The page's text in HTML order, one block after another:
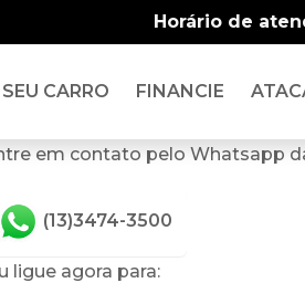
Horário de
CARRO FINANCIE
em contato pelo Whatsapp
(13)3474-3500
ligue agora para: